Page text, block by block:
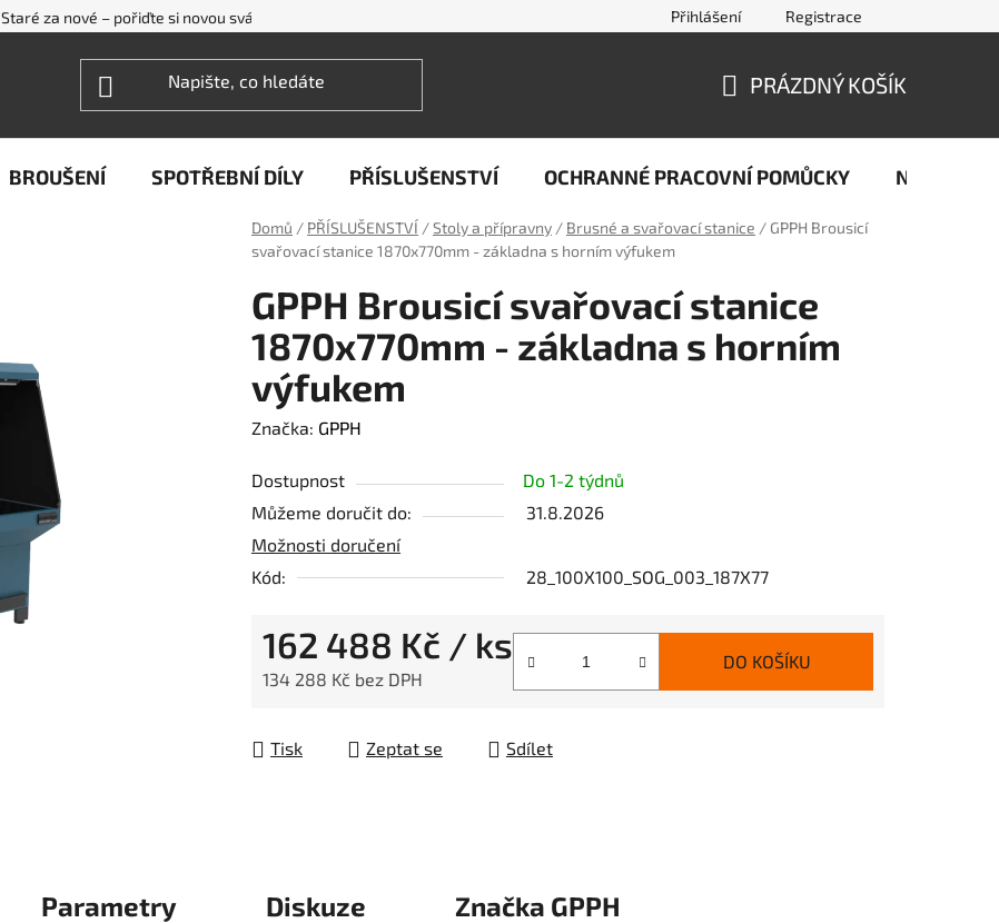
Staré za nové – pořiďte si novou svářečku WECO levněji FAQ - nejčastější dotazy ze světa svařování Kontakty
Přihlášení Registrace
KOŠÍK
PRÁZDNÝ KOŠÍK
BROUŠENÍ SPOTŘEBNÍ DÍLY PŘÍSLUŠENSTVÍ OCHRANNÉ PRACOVNÍ POMŮCKY Naše
Domů / PŘÍSLUŠENSTVÍ /Stoly a přípravny / Brusné a svařovací stanice / GPPH Brousicí
svařovací stanice 1870x770mm - základna s horním výfukem
GPPH Brousicí svařovací stanice
1870x770mm - základna s horním
výfukem
Značka: GPPH
Dostupnost
Do 1-2 týdnů
Můžeme doručit do:
31.8.2026
Možnosti doručení
Kód:
28_100X100_SOG_003_187X77
162 488 Kč / ks
134 288 Kč bez DPH
DO KOŠÍKU
Tisk Zeptat se Sdílet
Parametry Diskuze Značka GPPH